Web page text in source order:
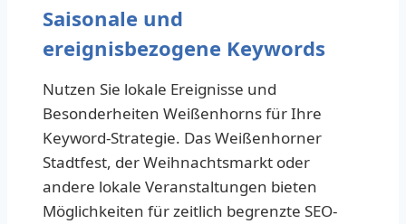
Saisonale und
ereignisbezogene Keywords
Nutzen Sie lokale Ereignisse und
Besonderheiten Weißenhorns für Ihre
Keyword-Strategie. Das Weißenhorner
Stadtfest, der Weihnachtsmarkt oder
andere lokale Veranstaltungen bieten
Möglichkeiten für zeitlich begrenzte SEO-